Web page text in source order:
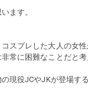
ます。
スプレした大人の女
常に困難なことだと考
現役JCやJKが登場す